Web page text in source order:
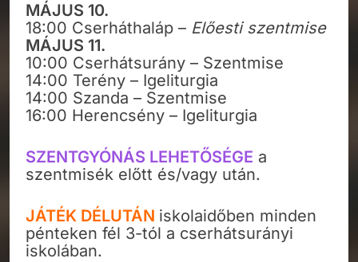
MÁJUS 10.
18:00 Cserháthaláp – Előesti szentmise
MÁJUS 11.
10:00 Cserhátsurány – Szentmise
14:00 Terény – Igeliturgia
14:00 Szanda – Szentmise
16:00 Herencsény – Igeliturgia
SZENTGYÓNÁS LEHETŐSÉGE a
szentmisék előtt és/vagy után.
JÁTÉK DÉLUTÁN iskolaidőben minden
pénteken fél 3-tól a cserhátsurányi
iskolában.